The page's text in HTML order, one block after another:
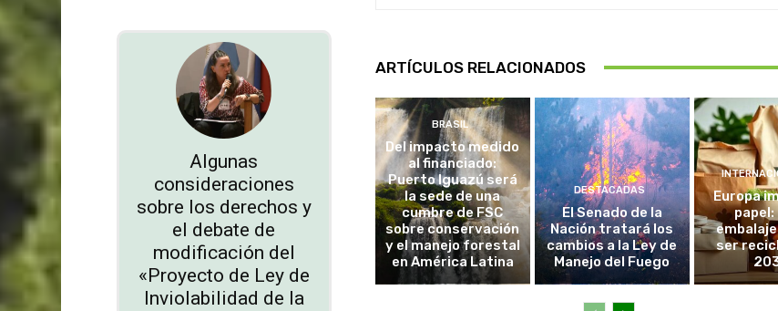
Algunas
consideraciones
sobre los derechos y
el debate de
modificación del
«Proyecto de Ley de
Inviolabilidad de la
ARTÍCULOS RELACIONADOS
BRASIL
Del impacto medido
al financiado:
Puerto Iguazú será
la sede de una
cumbre de FSC
sobre conservación
y el manejo forestal
en América Latina
DESTACADAS
El Senado de la
Nación tratará los
cambios a la Ley de
Manejo del Fuego
Europa
ser